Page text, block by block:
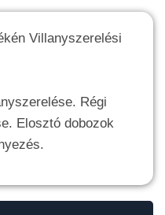
Villanyszerelési
Régi
Elosztó dobozok